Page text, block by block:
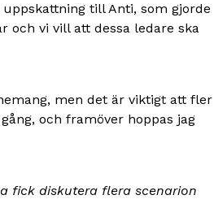
till Anti, som gjorde
och vi vill att dessa ledare ska
men det är viktigt att fler
och framöver hoppas jag
fick diskutera flera scenarion